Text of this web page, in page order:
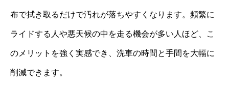
布で拭き取るだけで汚れが落ちやすくなります。頻繁に
ライドする人や悪天候の中を走る機会が多い人ほど、こ
のメリットを強く実感でき、洗車の時間と手間を大幅に
削減できます。